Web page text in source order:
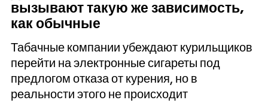
вызывают такую же зависимость,
как обычные
Табачные компании убеждают курильщиков
перейти на электронные сигареты под
предлогом отказа от курения, но в
реальности этого не происходит